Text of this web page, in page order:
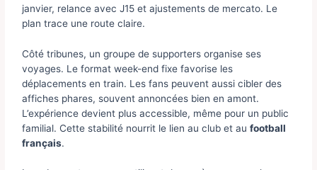
janvier, relance avec J15 et ajustements de mercato. Le
plan trace une route claire.
Côté tribunes, un groupe de supporters organise ses
voyages. Le format week-end fixe favorise les
déplacements en train. Les fans peuvent aussi cibler des
affiches phares, souvent annoncées bien en amont.
L’expérience devient plus accessible, même pour un public
familial. Cette stabilité nourrit le lien au club et aufootball
français.